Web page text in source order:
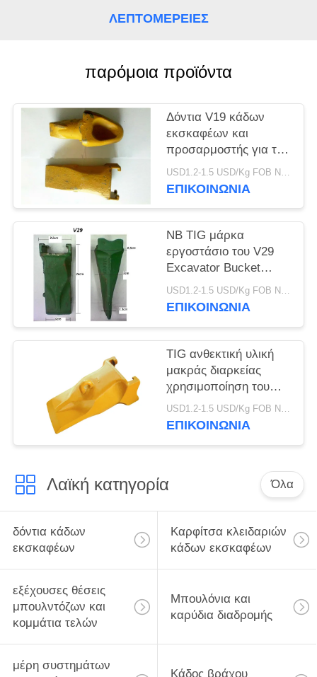
ΛΕΠΤΟΜΈΡΕΙΕΣ
παρόμοια προϊόντα
Δόντια V19 κάδων
εκσκαφέων και
προσαρμοστής για την
τρυπώντας με τρυπάνι
εργασία πετρελαίου
USD1.2-1.5 USD/Kg FOB Ningbo MOQ:2 Τόνων
ΕΠΙΚΟΙΝΩΝΙΑ
NB TIG μάρκα
εργοστάσιο του V29
Excavator Bucket
Δόντια V29SYL Και
προσαρμογέα, Rock
USD1.2-1.5 USD/Kg FOB Ningbo MOQ:2 Τόνων
ΕΠΙΚΟΙΝΩΝΙΑ
TIG ανθεκτική υλική
μακράς διαρκείας
χρησιμοποίηση του
Teet V69SYL κάδων
εκσκαφέων
USD1.2-1.5 USD/Kg FOB Ningbo MOQ:2 Τόνων
ΕΠΙΚΟΙΝΩΝΙΑ
Λαϊκή κατηγορία Όλα
δόντια κάδων
εκσκαφέων
Καρφίτσα κλειδαριών
κάδων εκσκαφέων
εξέχουσες θέσεις
μπουλντόζων και
κομμάτια τελών
Μπουλόνια και
καρύδια διαδρομής
μέρη συστημάτων
Κάδος βράχου